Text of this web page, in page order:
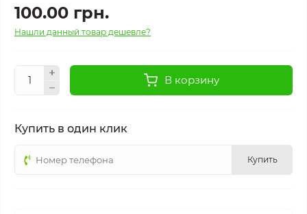
100.00 грн.
Нашли данный товар дешевле?
В корзину
Купить в один клик
Купить